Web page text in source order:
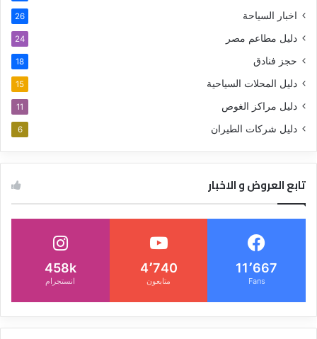
اخبار السياحة 26
دليل مطاعم مصر 24
حجز فنادق 18
دليل المحلات السياحية 15
دليل مراكز الغوص 11
دليل شركات الطيران 6
تابع العروض و الاخبار
11٬667
Fans
4٬740
متابعون
458k
انستجرام